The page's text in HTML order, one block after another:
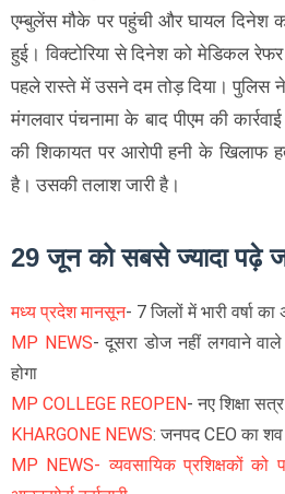
एम्बुलेंस मौके पर पहुंची और घायल दिनेश
हुई। विक्टोरिया से दिनेश को मेडिकल
पहले रास्ते में उसने दम तोड़ दिया। पुलिस
मंगलवार पंचनामा के बाद पीएम की
की शिकायत पर आरोपी हनी के खिलाफ
है। उसकी तलाश जारी है।
29 जून को सबसे ज्यादा पढ़े
मध्य प्रदेश मानसून- 7 जिलों में भारी वर्षा
MP NEWS- दूसरा डोज नहीं लगवाने वाले
होगा
MP COLLEGE REOPEN- नए शिक्षा
KHARGONE NEWS: जनपद CEO का
MP NEWS- व्यवसायिक प्रशिक्षकों को